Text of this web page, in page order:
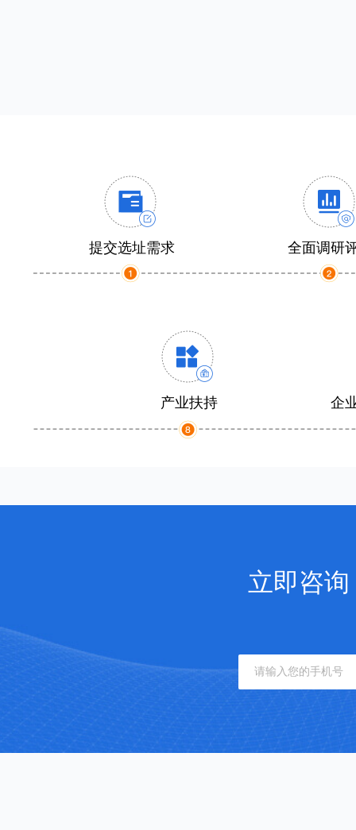
提交选址需求 全面调研
产业扶持 企
立即咨